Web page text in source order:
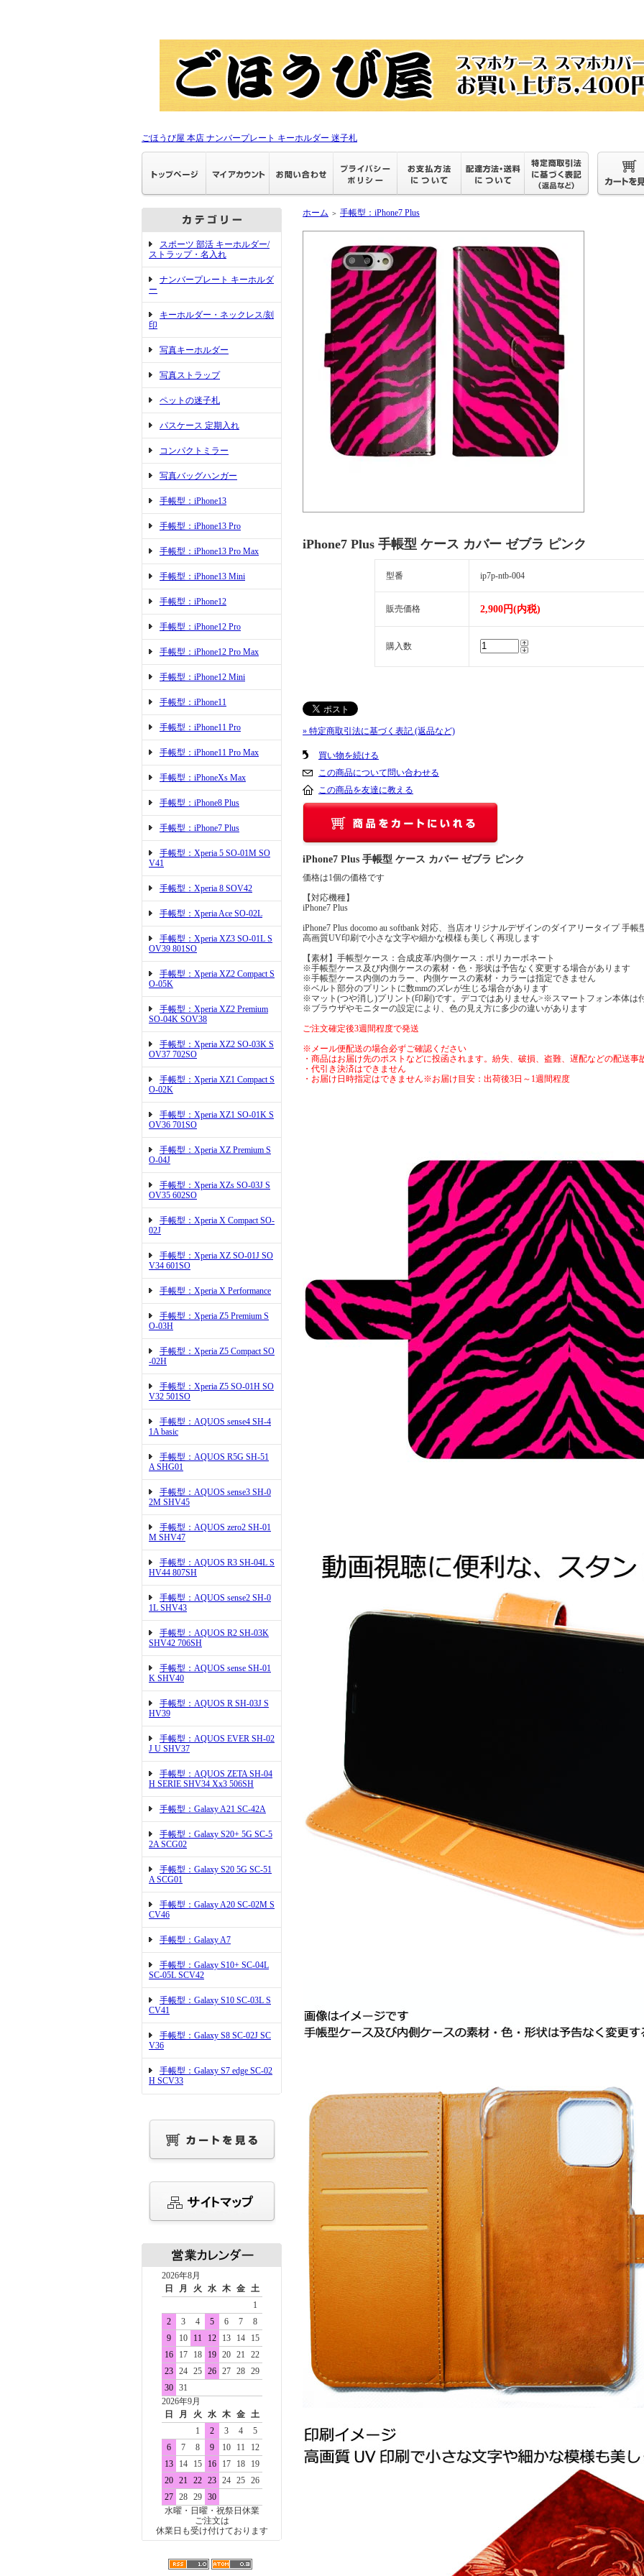
ごほうび屋 本店 ナンバープレート キーホルダー 迷子札
スポーツ 部活 キーホルダー/
ストラップ・名入れ
ナンバープレート キーホルダ
ー
キーホルダー・ネックレス/刻
印
写真キーホルダー
写真ストラップ
ペットの迷子札
パスケース 定期入れ
コンパクトミラー
写真バッグハンガー
手帳型：iPhone13
手帳型：iPhone13 Pro
手帳型：iPhone13 Pro Max
手帳型：iPhone13 Mini
手帳型：iPhone12
手帳型：iPhone12 Pro
手帳型：iPhone12 Pro Max
手帳型：iPhone12 Mini
手帳型：iPhone11
手帳型：iPhone11 Pro
手帳型：iPhone11 Pro Max
手帳型：iPhoneXs Max
手帳型：iPhone8 Plus
手帳型：iPhone7 Plus
手帳型：Xperia 5 SO-01M SO
V41
手帳型：Xperia 8 SOV42
手帳型：Xperia Ace SO-02L
手帳型：Xperia XZ3 SO-01L S
OV39 801SO
手帳型：Xperia XZ2 Compact S
O-05K
手帳型：Xperia XZ2 Premium
SO-04K SOV38
手帳型：Xperia XZ2 SO-03K S
OV37 702SO
手帳型：Xperia XZ1 Compact S
O-02K
手帳型：Xperia XZ1 SO-01K S
OV36 701SO
手帳型：Xperia XZ Premium S
O-04J
手帳型：Xperia XZs SO-03J S
OV35 602SO
手帳型：Xperia X Compact SO-
02J
手帳型：Xperia XZ SO-01J SO
V34 601SO
手帳型：Xperia X Performance
手帳型：Xperia Z5 Premium S
O-03H
手帳型：Xperia Z5 Compact SO
-02H
手帳型：Xperia Z5 SO-01H SO
V32 501SO
手帳型：AQUOS sense4 SH-4
1A basic
手帳型：AQUOS R5G SH-51
A SHG01
手帳型：AQUOS sense3 SH-0
2M SHV45
手帳型：AQUOS zero2 SH-01
M SHV47
手帳型：AQUOS R3 SH-04L S
HV44 807SH
手帳型：AQUOS sense2 SH-0
1L SHV43
手帳型：AQUOS R2 SH-03K
SHV42 706SH
手帳型：AQUOS sense SH-01
K SHV40
手帳型：AQUOS R SH-03J S
HV39
手帳型：AQUOS EVER SH-02
J U SHV37
手帳型：AQUOS ZETA SH-04
H SERIE SHV34 Xx3 506SH
手帳型：Galaxy A21 SC-42A
手帳型：Galaxy S20+ 5G SC-5
2A SCG02
手帳型：Galaxy S20 5G SC-51
A SCG01
手帳型：Galaxy A20 SC-02M S
CV46
手帳型：Galaxy A7
手帳型：Galaxy S10+ SC-04L
SC-05L SCV42
手帳型：Galaxy S10 SC-03L S
CV41
手帳型：Galaxy S8 SC-02J SC
V36
手帳型：Galaxy S7 edge SC-02
H SCV33
2026年8月
日
月 火 水 木 金
土
1
2
3 4 5 6 7
8
9
10 11 12 13 14
15
16
17 18 19 20 21
22
23
24 25 26 27 28
29
30
31
2026年9月
日
月 火 水 木 金
土
1
2 3 4
5
6
7 8 9 10 11
12
13
14 15 16 17 18
19
20
21 22 23 24 25
26
27
28 29
30
水曜・日曜・祝祭日休業
ご注文は
休業日も受け付けております
ホーム ＞ 手帳型：iPhone7 Plus
iPhone7 Plus 手帳型 ケース カバー ゼブラ ピンク
型番 ip7p-ntb-004
販売価格 2,900円(内税)
購入数
» 特定商取引法に基づく表記 (返品など)
買い物を続ける
この商品について問い合わせる
この商品を友達に教える
iPhone7 Plus 手帳型 ケース カバー ゼブラ ピンク
価格は1個の価格です
【対応機種】
iPhone7 Plus
iPhone7 Plus docomo au softbank 対応、当店オリジナルデザインのダイアリータイプ 手帳
高画質UV印刷で小さな文字や細かな模様も美しく再現します
【素材】手帳型ケース：合成皮革/内側ケース：ポリカーボネート
※手帳型ケース及び内側ケースの素材・色・形状は予告なく変更する場合があります
※手帳型ケース内側のカラー、内側ケースの素材・カラーは指定できません
※ベルト部分のプリントに数mmのズレが生じる場合があります
※マット(つや消し)プリント(印刷)です。デコではありません>※スマートフォン本体は
※ブラウザやモニターの設定により、色の見え方に多少の違いがあります
ご注文確定後3週間程度で発送
※メール便配送の場合必ずご確認ください
・商品はお届け先のポストなどに投函されます。紛失、破損、盗難、遅配などの配送事
・代引き決済はできません
・お届け日時指定はできません※お届け目安：出荷後3日～1週間程度